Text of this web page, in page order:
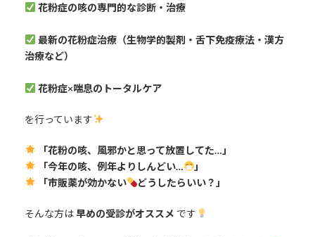
花粉症の咳の専門的な診断・治療
最新の花粉症治療（生物学的製剤・舌下免疫療法・漢方
治療など）
花粉症×喘息のトータルケア
を行っています
「花粉の咳、風邪かと思って放置してた…」
「今年の咳、例年よりしんどい…
」
「市販薬が効かない
どうしたらいい？」
そんな方は早めの受診がオススメ です